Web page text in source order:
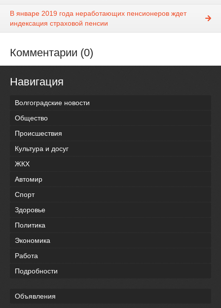
В январе 2019 года неработающих пенсионеров ждет
индексация страховой пенсии
Комментарии (0)
Навигация
Волгоградские новости
Общество
Происшествия
Культура и досуг
ЖКХ
Автомир
Спорт
Здоровье
Политика
Экономика
Работа
Подробности
Объявления